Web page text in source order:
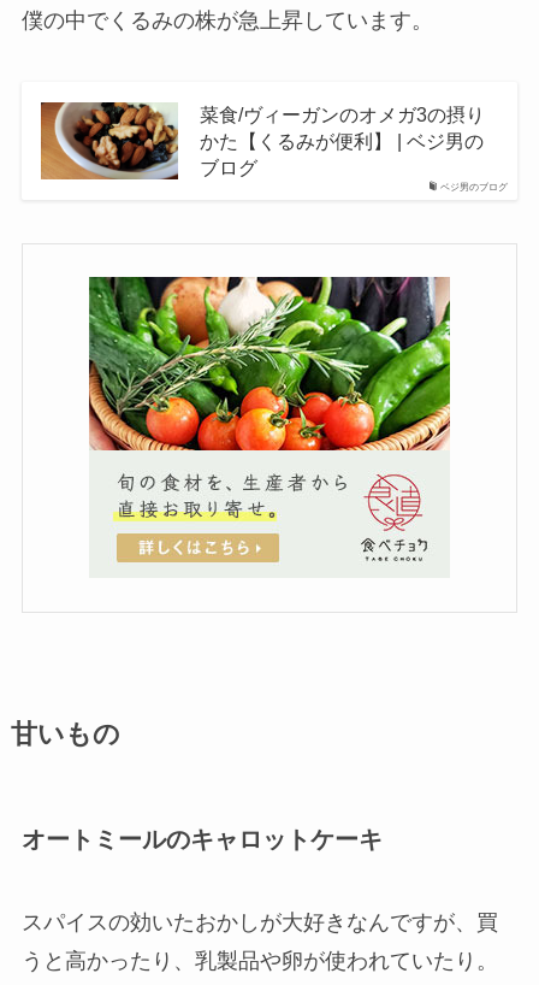
僕の中でくるみの株が急上昇しています。
ベジ男のブログ
菜食/ヴィーガンのオメガ3の摂り
かた【くるみが便利】 | ベジ男の
ブログ
甘いもの
オートミールのキャロットケーキ
スパイスの効いたおかしが大好きなんですが、買
うと高かったり、乳製品や卵が使われていたり。